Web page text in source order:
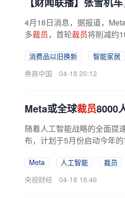
4月18日消息，据报道，
多裁员 ，首轮裁员将削减约
消费品以旧换新 智能家居
券商中国
04-18 20:12
Meta或全球裁员8000
随着人工智能战略的全面提
布，计划于5月份启动今年
Meta 人工智能
裁员
央视财经
04-18 18:46